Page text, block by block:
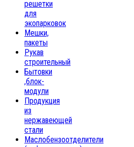
решетки
для
экопарковок
Мешки,
пакеты
Рукав
строительный
Бытовки
,блок-
модули
Продукция
из
нержавеющей
стали
Маслобензоотделители